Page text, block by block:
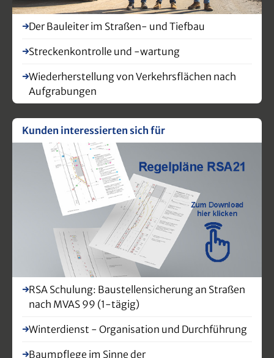
Der Bauleiter im Straßen- und Tiefbau
Streckenkontrolle und -wartung
Wiederherstellung von Verkehrsflächen nach
Aufgrabungen
Kunden interessierten sich für
RSA Schulung: Baustellensicherung an Straßen
nach MVAS 99 (1-tägig)
Winterdienst - Organisation und Durchführung
Baumpflege im Sinne der